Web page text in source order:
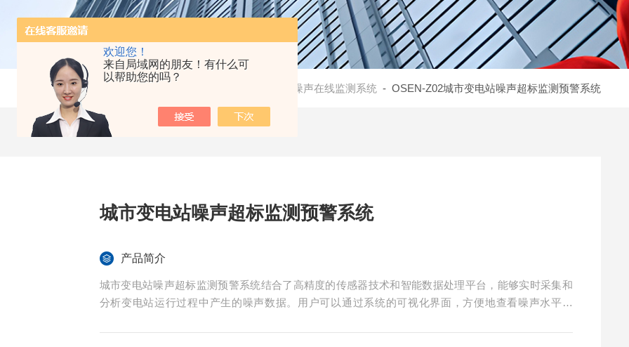
欢迎您！
来自局域网的朋友！有什么可
以帮助您的吗？
噪声在线监测系统 - OSEN-Z02城市变电站噪声超标监测预警系统
城市变电站噪声超标监测预警系统
产品简介
城市变电站噪声超标监测预警系统结合了高精度的传感器技术和智能数据处理平台，能够实时采集和
分析变电站运行过程中产生的噪声数据。用户可以通过系统的可视化界面，方便地查看噪声水平变